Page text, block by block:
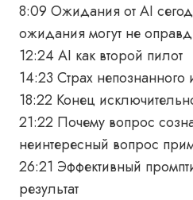
8:09 Ожидания от AI
ожидания могут не
12:24 AI как второй пилот
14:23 Страх
18:22 Конец
21:22 Почему вопрос
неинтересный вопрос
26:21 Эффективный
результат